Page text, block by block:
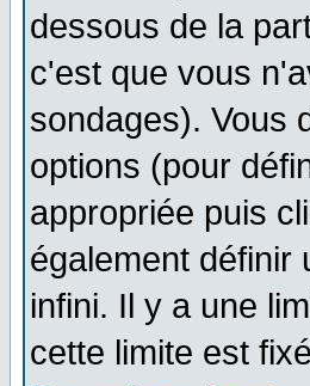
dessous de la
c'est que vous
sondages). Vous
options (pour
appropriée puis
également définir
infini. Il y a une
cette limite est